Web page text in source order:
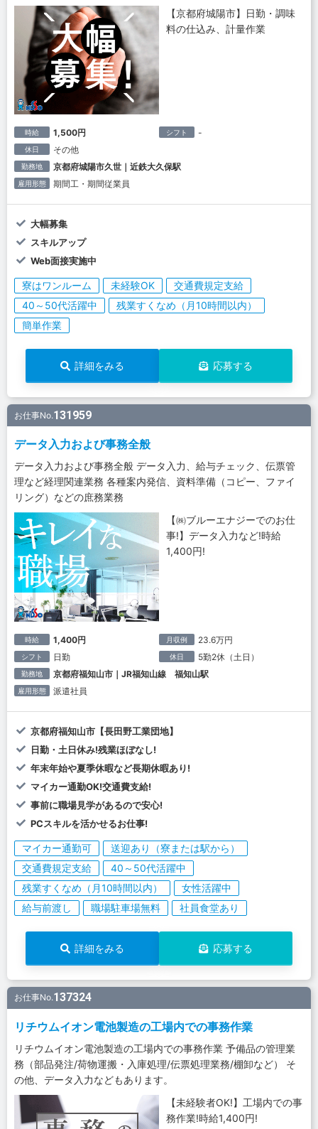
【京都府城陽市】日勤・調味
料の仕込み、計量作業
時給 1,500円 シフト -
休日 その他
勤務地 京都府城陽市久世｜近鉄大久保駅
雇用形態 期間工・期間従業員
大幅募集
スキルアップ
Web面接実施中
寮はワンルーム 未経験OK
交通費規定支給
40～50代活躍中
残業すくなめ（月10時間以内）
簡単作業
詳細をみる 応募する
お仕事No.131959
データ入力および事務全般
データ入力および事務全般 データ入力、給与チェック、伝票管
理など経理関連業務 各種案内発信、資料準備（コピー、ファイ
リング）などの庶務業務
【㈱ブルーエナジーでのお仕
事!】データ入力など!時給
1,400円!
時給 1,400円 月収例 23.6万円
シフト 日勤 休日 5勤2休（土日）
勤務地 京都府福知山市｜JR福知山線 福知山駅
雇用形態 派遣社員
京都府福知山市【長田野工業団地】
日勤・土日休み!残業ほぼなし!
年末年始や夏季休暇など長期休暇あり!
マイカー通勤OK!交通費支給!
事前に職場見学があるので安心!
PCスキルを活かせるお仕事!
マイカー通勤可
送迎あり（寮または駅から）
交通費規定支給
40～50代活躍中
残業すくなめ（月10時間以内）
女性活躍中
給与前渡し
職場駐車場無料 社員食堂あり
詳細をみる 応募する
お仕事No.137324
リチウムイオン電池製造の工場内での事務作業
リチウムイオン電池製造の工場内での事務作業 予備品の管理業
務（部品発注/荷物運搬・入庫処理/伝票処理業務/棚卸など） そ
の他、データ入力などもあります。
【未経験者OK!】工場内での事
務作業!時給1,400円!